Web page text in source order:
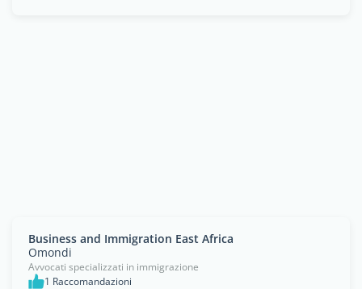
Business and Immigration East Africa
Omondi
Avvocati specializzati in immigrazione
1 Raccomandazioni